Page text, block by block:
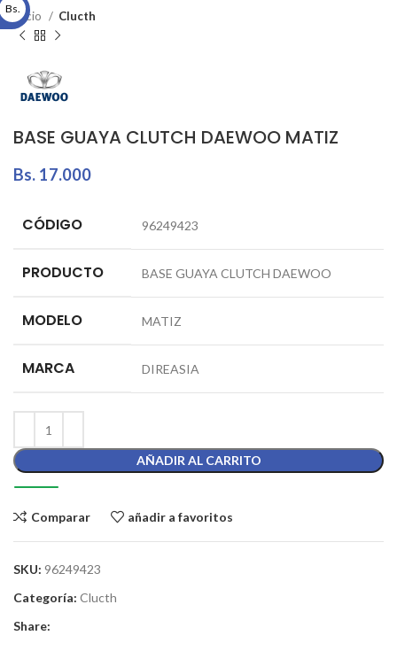
Inicio Clucth
BASE GUAYA CLUTCH DAEWOO MATIZ
Bs. 17.000
CÓDIGO 96249423
PRODUCTO BASE GUAYA CLUTCH DAEWOO
MODELO MATIZ
MARCA DIREASIA
AÑADIR AL CARRITO
Comparar añadir a favoritos
SKU: 96249423
Categoría: Clucth
Share:
Bs.